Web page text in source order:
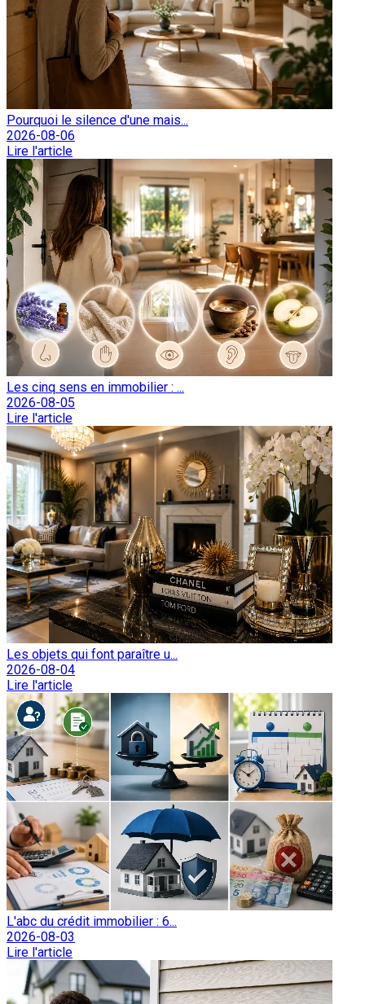
Pourquoi le silence d'une mais...
2026-08-06
Lire l'article
Les cinq sens en immobilier : ...
2026-08-05
Lire l'article
Les objets qui font paraître u...
2026-08-04
Lire l'article
L'abc du crédit immobilier : 6...
2026-08-03
Lire l'article